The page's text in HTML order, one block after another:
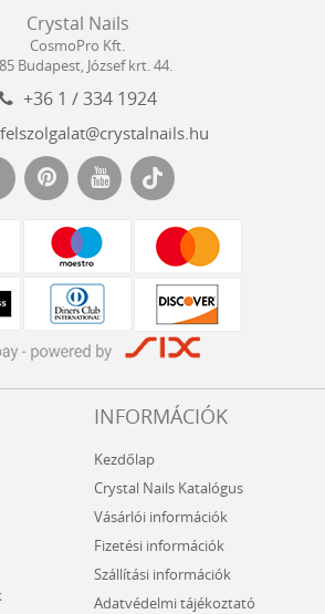
Nails
Kft.
Crystal Nails
CosmoPro Kft.
Budapest, József krt. 44.
+36 1 / 334 1924
INFORMÁCIÓK
Kezdőlap
Crystal Nails Katalógus
Vásárlói információk
Fizetési információk
Szállítási információk
Adatvédelmi tájékoztató